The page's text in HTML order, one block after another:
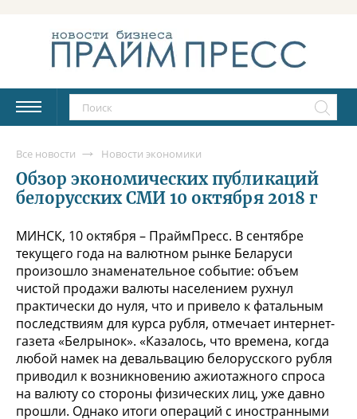
Все новости Новости экономики
Обзор экономических публикаций
белорусских СМИ 10 октября 2018 г
МИНСК, 10 октября – ПраймПресс. В сентябре
текущего года на валютном рынке Беларуси
произошло знаменательное событие: объем
чистой продажи валюты населением рухнул
практически до нуля, что и привело к фатальным
последствиям для курса рубля, отмечает интернет-
газета «Белрынок». «Казалось, что времена, когда
любой намек на девальвацию белорусского рубля
приводил к возникновению ажиотажного спроса
на валюту со стороны физических лиц, уже давно
прошли. Однако итоги операций с иностранными